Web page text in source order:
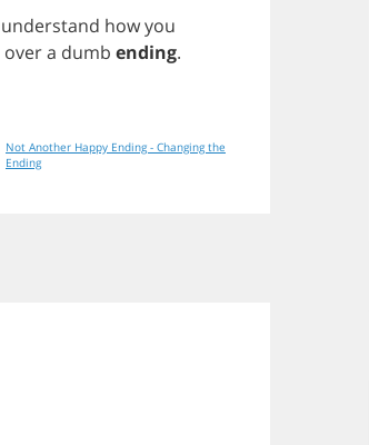
understand howyou
overa dumb ending.
Not Another Happy Ending - Changing the
Ending